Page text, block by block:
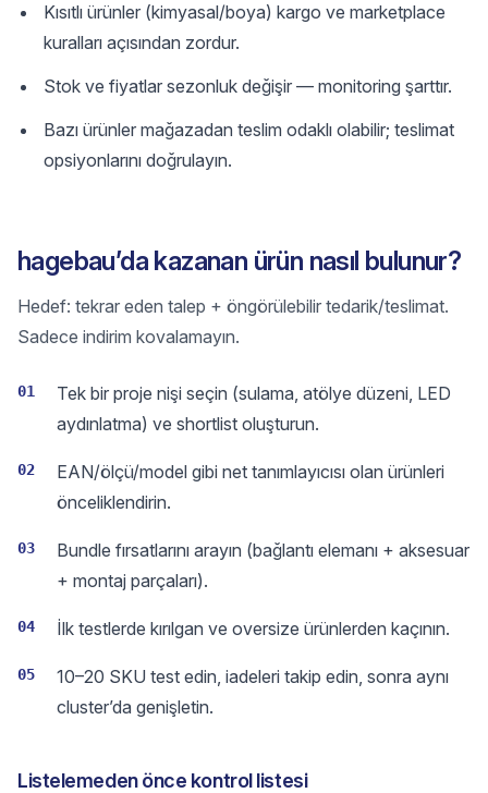
Kısıtlı ürünler (kimyasal/boya) kargo ve marketplace
kuralları açısından zordur.
Stok ve fiyatlar sezonluk değişir — monitoring şarttır.
Bazı ürünler mağazadan teslim odaklı olabilir; teslimat
opsiyonlarını doğrulayın.
hagebau’da kazanan ürün nasıl bulunur?
Hedef: tekrar eden talep + öngörülebilir tedarik/teslimat.
Sadece indirim kovalamayın.
01
Tek bir proje nişi seçin (sulama, atölye düzeni, LED
aydınlatma) ve shortlist oluşturun.
02
EAN/ölçü/model gibi net tanımlayıcısı olan ürünleri
önceliklendirin.
03
Bundle fırsatlarını arayın (bağlantı elemanı + aksesuar
+ montaj parçaları).
04 İlk testlerde kırılgan ve oversize ürünlerden kaçının.
05
10–20 SKU test edin, iadeleri takip edin, sonra aynı
cluster’da genişletin.
Listelemeden önce kontrol listesi